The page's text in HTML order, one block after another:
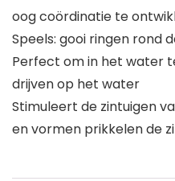
oog coördinatie te
Speels: gooi ringen rond
Perfect om in het water
drijven op het water
Stimuleert de zintuigen
en vormen prikkelen de